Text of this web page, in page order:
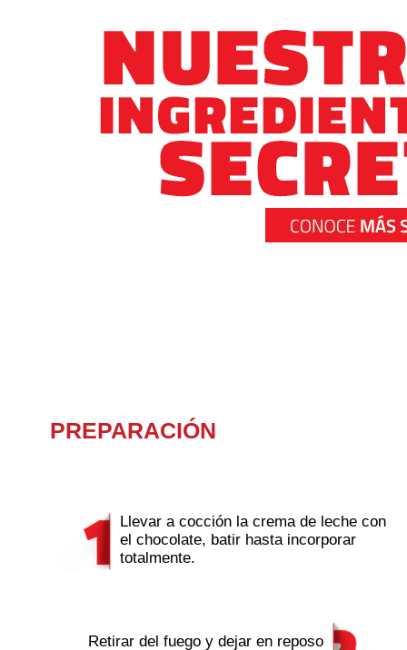
PREPARACIÓN
Llevar a cocción la crema de leche con
el chocolate, batir hasta incorporar
totalmente.
Retirar del fuego y dejar en reposo